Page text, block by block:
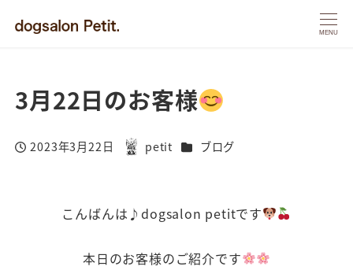
MENU
3月22日のお客様
投稿日
2023年3月22日
著
petit カテゴリー
ブログ
こんばんは♪dogsalon petitです
本日のお客様のご紹介です